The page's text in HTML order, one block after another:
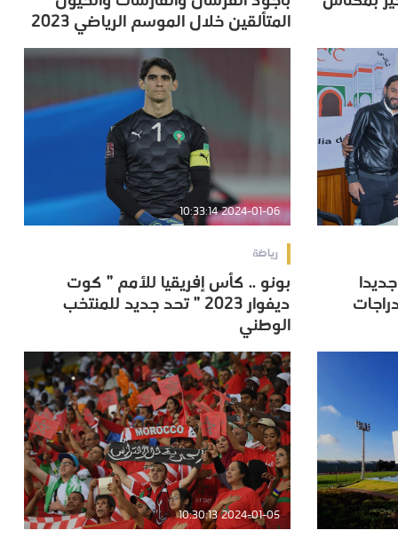
المتألقين خلال الموسم الرياضي 2023
المتألقين خلال الموسم الرياضي 2023
2024-01-06 10:33:14
رياضة
بونو .. كأس إفريقيا للأمم ” كوت
ديفوار 2023 ” تحد جديد للمنتخب
الوطني
بونو .. كأس إفريقيا للأمم ” كوت
ديفوار 2023 ” تحد جديد للمنتخب
الوطني
2024-01-05 10:30:13